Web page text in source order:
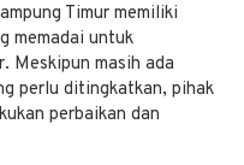
Timur memiliki
memadai untuk
Meskipun masih ada
perlu ditingkatkan, pihak
perbaikan dan